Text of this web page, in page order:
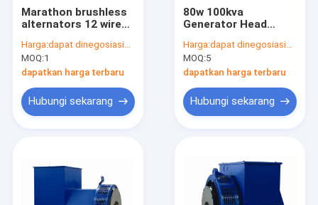
Marathon brushless
alternators 12 wires
Harga:dapat dinegosiasikan
MOQ:1
dapatkan harga terbaru
Hubungi sekarang
80w 100kva
Generator Head
50hz Three phase
Harga:dapat dinegosiasikan
MOQ:5
dapatkan harga terbaru
Hubungi sekarang